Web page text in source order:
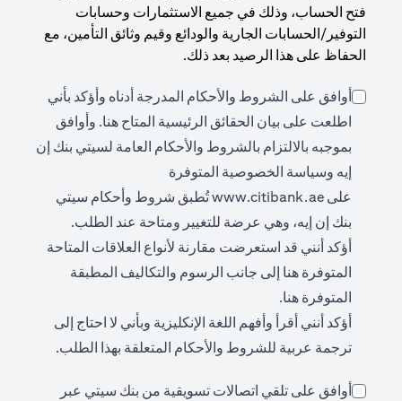
فتح الحساب، وذلك في جميع الاستثمارات وحسابات
التوفير/الحسابات الجارية والودائع وقيم وثائق التأمين، مع
الحفاظ على هذا الرصيد بعد ذلك.
أوافق على الشروط والأحكام المدرجة أدناه وأؤكد بأني
اطلعت على بيان الحقائق الرئيسية المتاح هناin a new tab
. وأوافق
بموجبه بالالتزام بالشروط والأحكام العامة لسيتي بنك إن
إيه وسياسة الخصوصية المتوفرة
على www.citibank.ae
opens in a new tab
تُطبق شروط وأحكام سيتي
بنك إن إيه، وهي عرضة للتغيير ومتاحة عند الطلب.
أؤكد أنني قد استعرضت مقارنة لأنواع العلاقات المتاحة
المتوفرة هنا opens in a new tab
إلى جانب الرسوم والتكاليف المطبقة
المتوفرة هناopens in a new tab.
أؤكد أنني أقرأ وأفهم اللغة الإنكليزية وبأني لا احتاج إلى
ترجمة عربية للشروط والأحكام المتعلقة بهذا الطلب.
أوافق على تلقي اتصالات تسويقية من بنك سيتي عبر